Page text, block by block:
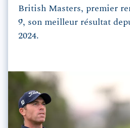
British Masters, premier
9, son meilleur résultat
2024.